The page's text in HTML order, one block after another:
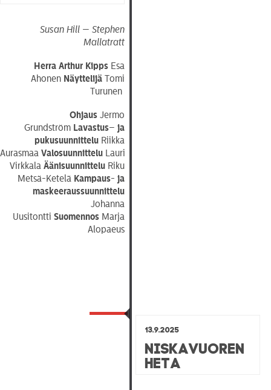
Susan Hill — Stephen
Mallatratt
Herra Arthur Kipps Esa
Ahonen Näyttelijä Tomi
Turunen
Ohjaus Jermo
Grundström Lavastus–ja
pukusuunnittelu Riikka
Aurasmaa Valosuunnittelu Lauri
VirkkalaÄänisuunnittelu Riku
Metsä-Ketelä Kampaus- ja
maskeeraussuunnittelu
Johanna
UusitonttiSuomennos Marja
Alopaeus
13.9.2025
Niskavuoren
Heta